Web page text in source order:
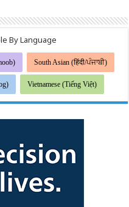
By Language
South Asian (हिंदी/ਪੰਜਾਬੀ)
Vietnamese (Tiếng Việt)